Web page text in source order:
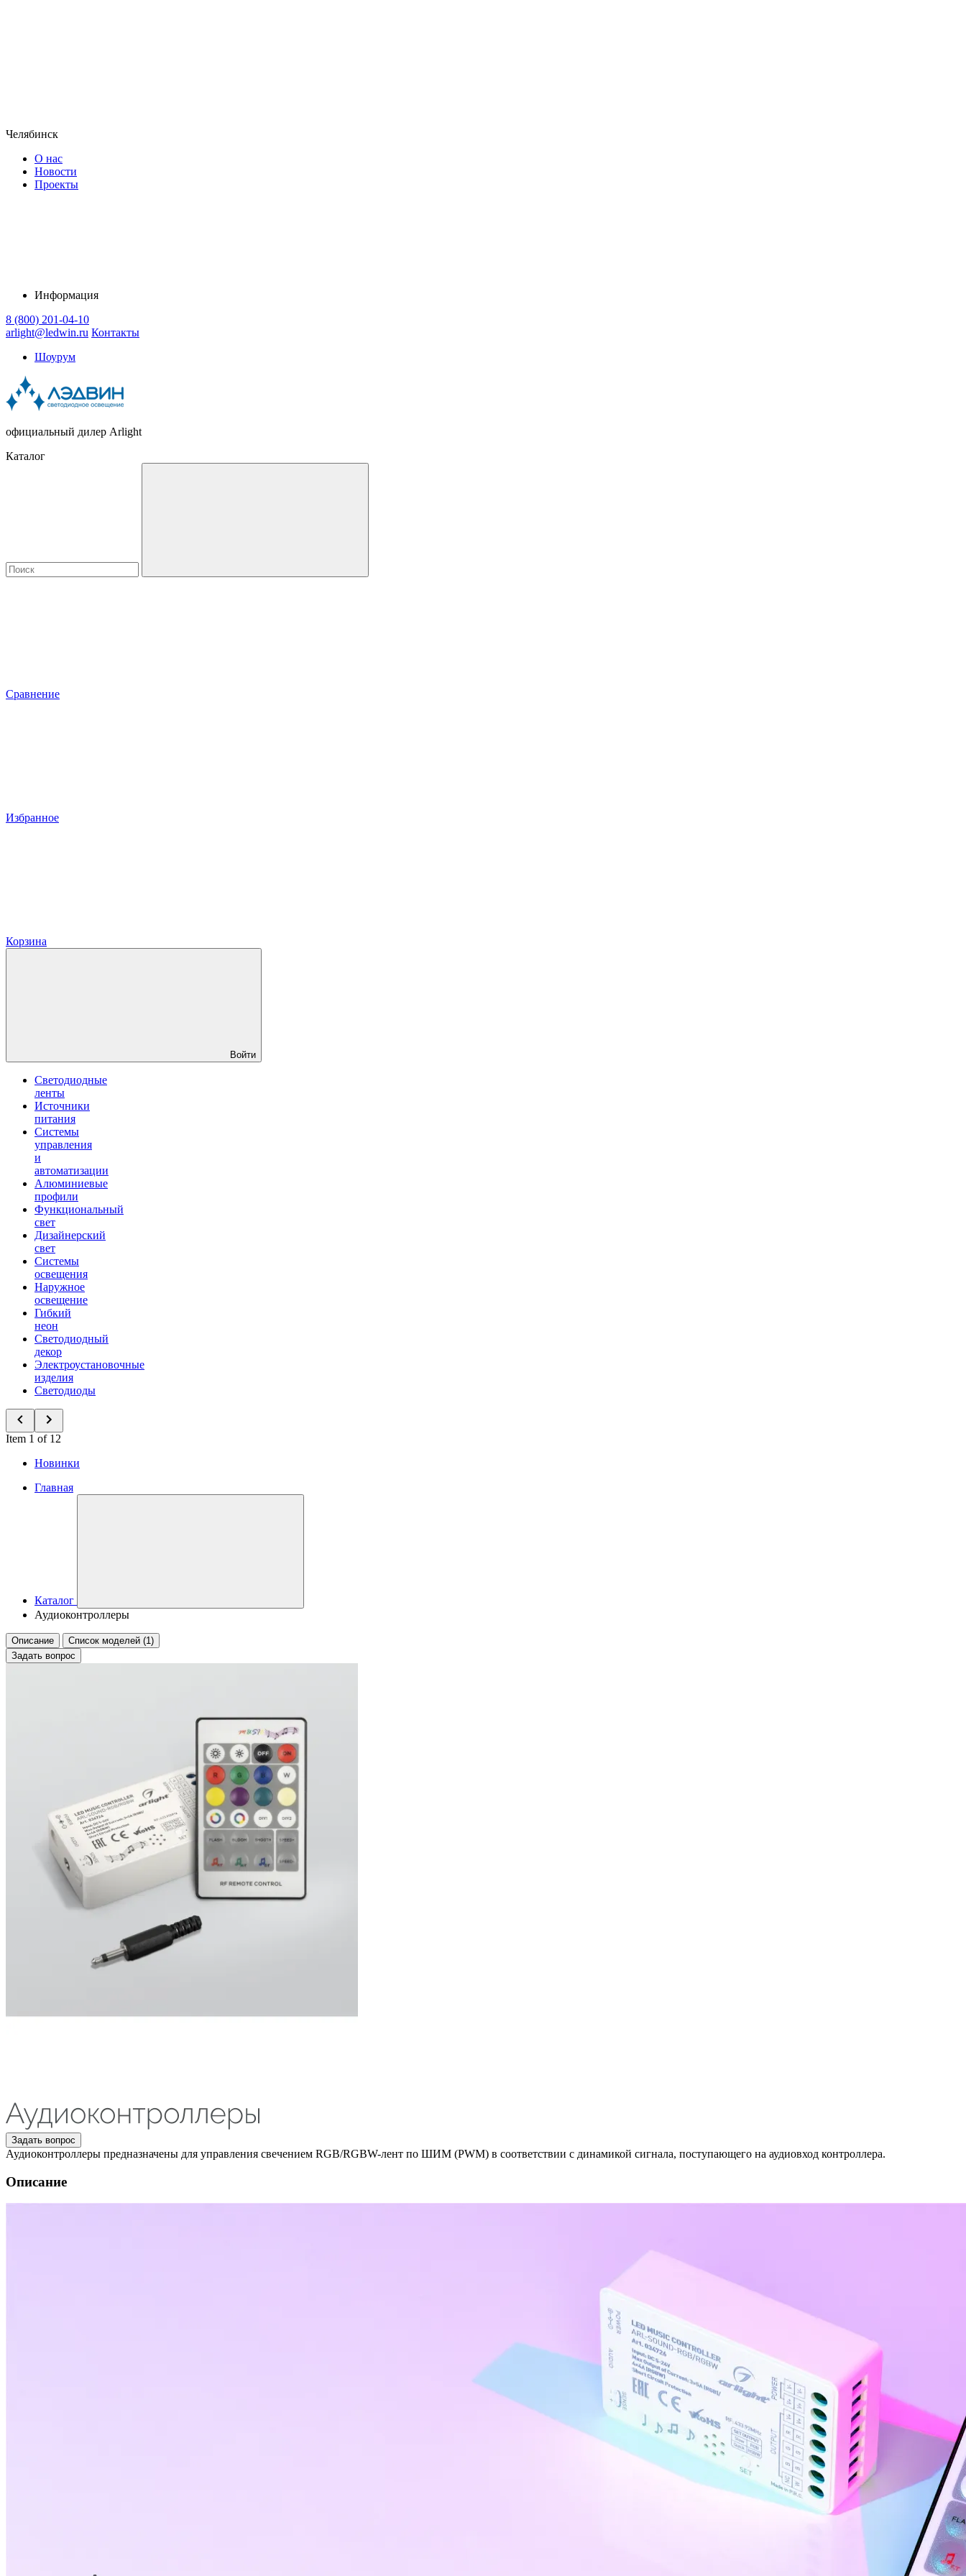
Челябинск
О нас
Новости
Проекты
Информация
8 (800) 201-04-10
arlight@ledwin.ru Контакты
Шоурум
официальный дилер Arlight
Каталог
Сравнение
Избранное
Корзина
Войти
Светодиодные
ленты
Источники
питания
Системы
управления
и
автоматизации
Алюминиевые
профили
Функциональный
свет
Дизайнерский
свет
Системы
освещения
Наружное
освещение
Гибкий
неон
Светодиодный
декор
Электроустановочные
изделия
Светодиоды
Item 1 of 12
Новинки
Главная
Каталог
Аудиоконтроллеры
Описание
Список моделей (1)
Задать вопрос
Задать вопрос
Аудиоконтроллеры предназначены для управления свечением RGB/RGBW-лент по ШИМ (PWM) в соответствии с динамикой сигнала, поступающего на аудиовход контроллера.
Описание